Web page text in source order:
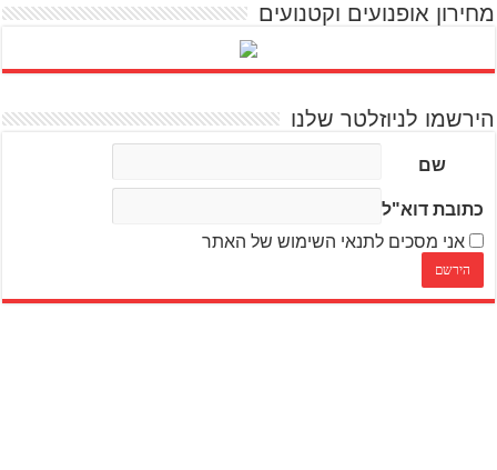
מחירון אופנועים וקטנועים
הירשמו לניוזלטר שלנו
שם
כתובת דוא"ל
אני מסכים לתנאי השימוש של האתר